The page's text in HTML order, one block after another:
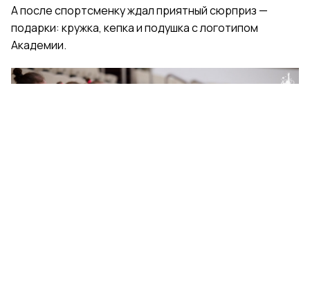
А после спортсменку ждал приятный сюрприз —
подарки: кружка, кепка и подушка с логотипом
Академии.